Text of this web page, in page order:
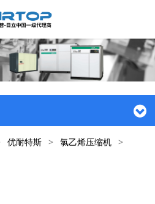
优耐特斯 > 氯乙烯压缩机 >